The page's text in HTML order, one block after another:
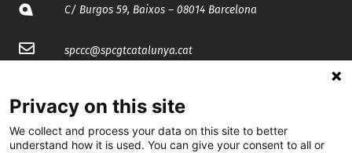
C/ Burgos 59, Baixos – 08014 Barcelona
spccc@spcgtcatalunya.cat
@CGTCatalunya
Privacy on this site
We collect and process your data on this site to better
understand how it is used. You can give your consent to all or